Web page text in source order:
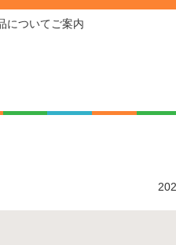
ついてご案内